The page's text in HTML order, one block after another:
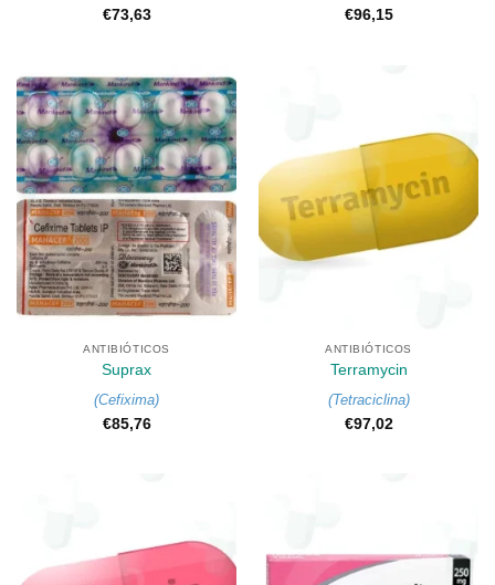
€73,63
€96,15
ANTIBIÓTICOS
Suprax
(Cefixima)
€85,76
ANTIBIÓTICOS
Terramycin
(Tetraciclina)
€97,02